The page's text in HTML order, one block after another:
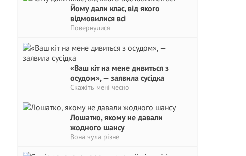
Йому дали клас, від якого
відмовилися всі
Повернулися
«Ваш кіт на мене дивиться з
осудом», — заявила сусідка
Скажіть мені чесно
Лошатко, якому не давали
жодного шансу
Вона чула різне